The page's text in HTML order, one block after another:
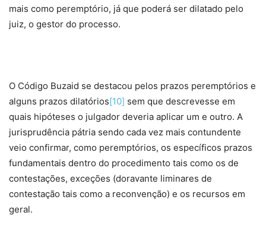
mais como peremptório, já que poderá ser dilatado pelo
juiz, o gestor do processo.
O Código Buzaid se destacou pelos prazos peremptórios e
alguns prazos dilatórios[10] sem que descrevesse em
quais hipóteses o julgador deveria aplicar um e outro. A
jurisprudência pátria sendo cada vez mais contundente
veio confirmar, como peremptórios, os específicos prazos
fundamentais dentro do procedimento tais como os de
contestações, exceções (doravante liminares de
contestação tais como a reconvenção) e os recursos em
geral.